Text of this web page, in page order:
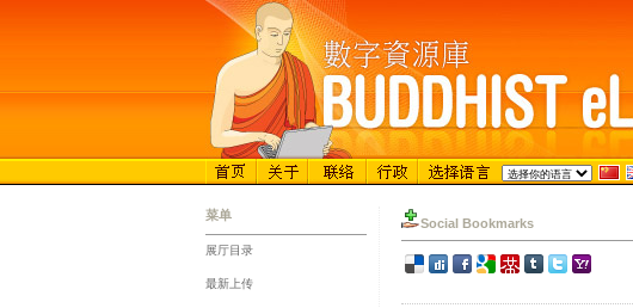
菜单
展厅目录
最新上传
Social Bookmarks